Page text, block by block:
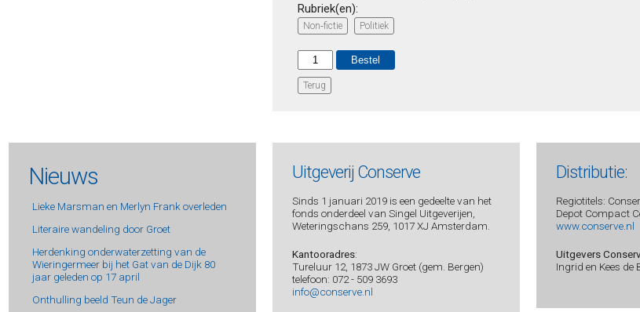
Rubriek(en):
Non‑fictie Politiek
Terug
Nieuws
Lieke Marsman en Merlyn Frank overleden
Literaire wandeling door Groet
Herdenking onderwaterzetting van de
Wieringermeer bij het Gat van de Dijk 80
jaar geleden op 17 april
Onthulling beeld Teun de Jager
Uitgeverij Conserve
Sinds 1 januari 2019 is een gedeelte van het
fonds onderdeel van Singel Uitgeverijen,
Weteringschans 259, 1017 XJ Amsterdam.
Kantooradres:
Tureluur 12, 1873 JW Groet (gem. Bergen)
telefoon: 072 - 509 3693
info@conserve.nl
Distributie:
Regiotitels:
Depot Compact
www.conserve.nl
Uitgevers
Ingrid en Kees de